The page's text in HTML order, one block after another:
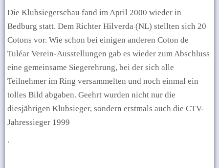
Die Klubsiegerschau fand im April 2000 wieder in
Bedburg statt. Dem Richter Hilverda (NL) stellten sich 20
Cotons vor. Wie schon bei einigen anderen Coton de
Tuléar Verein-Ausstellungen gab es wieder zum Abschluss
eine gemeinsame Siegerehrung, bei der sich alle
Teilnehmer im Ring versammelten und noch einmal ein
tolles Bild abgaben. Geehrt wurden nicht nur die
diesjährigen Klubsieger, sondern erstmals auch die CTV-
Jahressieger 1999
.